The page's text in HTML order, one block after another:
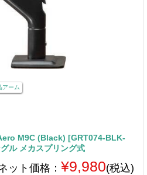
アーム
M9C (Black) [GRT074-BLK-
ル メカスプリング式
ット価格： ¥9,980(税込)